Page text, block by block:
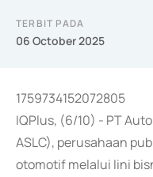
TERBIT PADA
06 October 2025
1759734152072805
IQPlus, (6/10) - PT
ASLC), perusahaan
otomotif melalui lini